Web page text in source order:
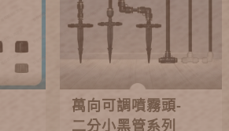
萬向可調噴霧頭-
二分小黑管系列